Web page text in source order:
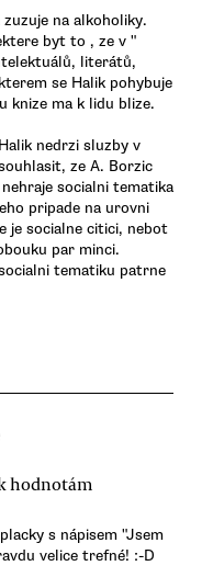
na alkoholiky.
byt to , ze v "
literátů,
se Halik pohybuje
knize ma k lidu blize.
nedrzi sluzby v
ze A. Borzic
socialni tematika
pripade na urovni
je socialne citici, nebot
par minci.
tematiku patrne
hodnotám
s nápisem "Jsem
velice trefné! :-D